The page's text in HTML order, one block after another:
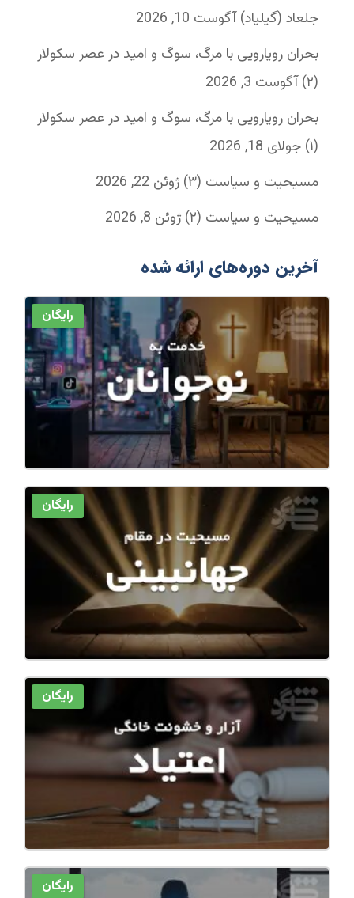
جلعاد (گیلیاد) آگوست 10, 2026
بحران رویارویی با مرگ، سوگ و امید در عصر سکولار
(۲)
آگوست 3, 2026
بحران رویارویی با مرگ، سوگ و امید در عصر سکولار
(۱) جولای 18, 2026
مسیحیت و سیاست (۳)
ژوئن 22, 2026
مسیحیت و سیاست (۲)
ژوئن 8, 2026
آخرین دوره‌های ارائه شده
رایگان
رایگان
رایگان
رایگان